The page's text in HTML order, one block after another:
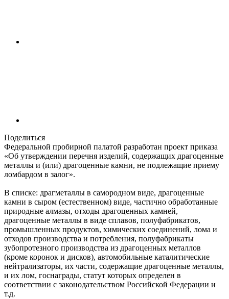
Поделиться
Федеральной пробирной палатой разработан проект приказа
«Об утверждении перечня изделий, содержащих драгоценные
металлы и (или) драгоценные камни, не подлежащие приему
ломбардом в залог».
В списке: драгметаллы в самородном виде, драгоценные
камни в сыром (естественном) виде, частично обработанные
природные алмазы, отходы драгоценных камней,
драгоценные металлы в виде сплавов, полуфабрикатов,
промышленных продуктов, химических соединений, лома и
отходов производства и потребления, полуфабрикаты
зубопротезного производства из драгоценных металлов
(кроме коронок и дисков), автомобильные каталитические
нейтрализаторы, их части, содержащие драгоценные металлы,
и их лом, госнаграды, статут которых определен в
соответствии с законодательством Российской Федерации и
т.д.